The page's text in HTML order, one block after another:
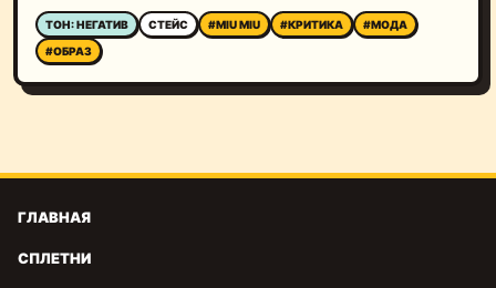
ТОН: НЕГАТИВ СТЕЙС #MIU MIU #КРИТИКА
#МОДА
#ОБРАЗ
ГЛАВНАЯ
СПЛЕТНИ